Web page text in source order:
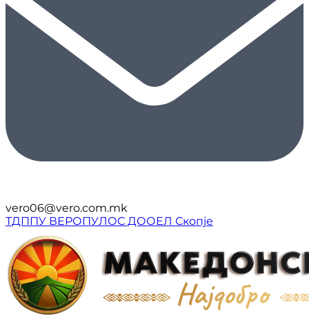
vero06@vero.com.mk
ТДППУ ВЕРОПУЛОС ДООЕЛ Скопје